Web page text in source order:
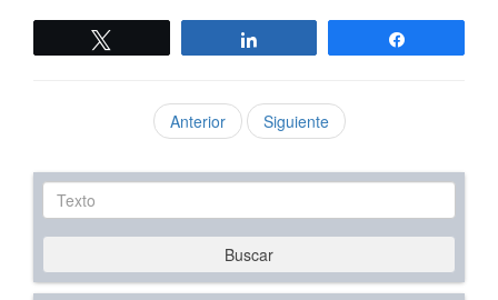
Anterior Siguiente
Texto
Buscar